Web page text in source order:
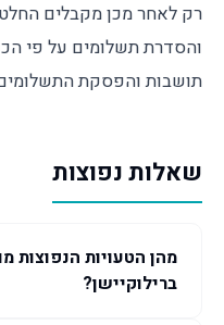
רק לאחר מכן מקבלים
והסדרת תשלומים על פי
תושבות והפסקת
שאלות נפוצות
מהן הטעויות הנפוצות
ברילוקיישן?